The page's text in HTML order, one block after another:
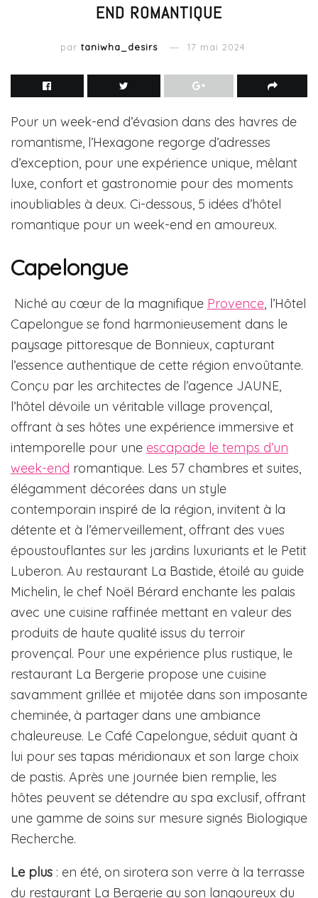
END ROMANTIQUE
par taniwha_desirs 17 mai 2024
Pour un week-end d’évasion dans des havres de
romantisme, l’Hexagone regorge d’adresses
d’exception, pour une expérience unique, mêlant
luxe, confort et gastronomie pour des moments
inoubliables à deux. Ci-dessous, 5 idées d’hôtel
romantique pour un week-end en amoureux.
Capelongue
Niché au cœur de la magnifique Provence , l’Hôtel
Capelongue se fond harmonieusement dans le
paysage pittoresque de Bonnieux, capturant
l’essence authentique de cette région envoûtante.
Conçu par les architectes de l’agence JAUNE,
l’hôtel dévoile un véritable village provençal,
offrant à ses hôtes une expérience immersive et
intemporelle pour une escapade le temps d’un
week-end romantique. Les 57 chambres et suites,
élégamment décorées dans un style
contemporain inspiré de la région, invitent à la
détente et à l’émerveillement, offrant des vues
époustouflantes sur les jardins luxuriants et le Petit
Luberon. Au restaurant La Bastide, étoilé au guide
Michelin, le chef Noël Bérard enchante les palais
avec une cuisine raffinée mettant en valeur des
produits de haute qualité issus du terroir
provençal. Pour une expérience plus rustique, le
restaurant La Bergerie propose une cuisine
savamment grillée et mijotée dans son imposante
cheminée, à partager dans une ambiance
chaleureuse. Le Café Capelongue, séduit quant à
lui pour ses tapas méridionaux et son large choix
de pastis. Après une journée bien remplie, les
hôtes peuvent se détendre au spa exclusif, offrant
une gamme de soins sur mesure signés Biologique
Recherche.
Le plus : en été, on sirotera son verre à la terrasse
du restaurant La Bergerie au son langoureux du